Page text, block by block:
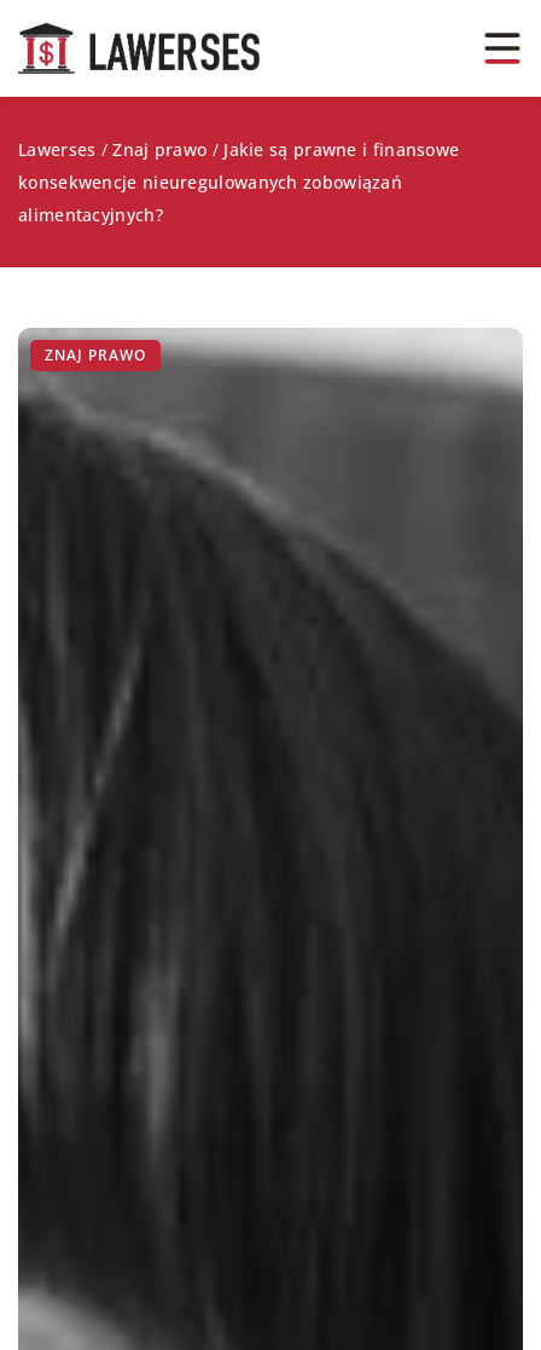
Lawerses /Znaj prawo / Jakie są prawne i finansowe
konsekwencje nieuregulowanych zobowiązań
alimentacyjnych?
ZNAJ PRAWO